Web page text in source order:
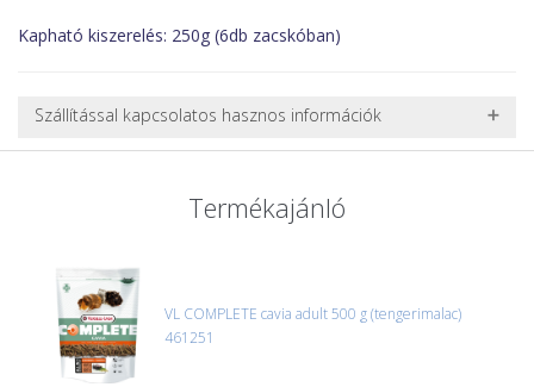
Kapható kiszerelés: 250g (6db zacskóban)
Szállítással kapcsolatos hasznos információk
van lehetőség, ezért nagy vagy nehéz termékeknél (pl. nagy
akváriumok, bútorok, stb.) egyedi szállítási ajánlatot adunk.
vagy saját teherautóval oldjuk meg. Minden rendelés egyedi,
úgyhogy előre egyeztetni kell mindenképpen.
CSOMAG ÁTVÉTELE
Amennyiben a csomag átvételekor sérülést, folyadékot vagy
Termékajánló
VL COMPLETE cavia adult 500 g (tengerimalac)
461251